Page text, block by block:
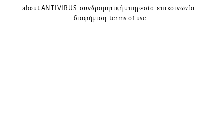
about ANTIVIRUS συνδρομητική υπηρεσία επικοινωνία
διαφήμιση terms of use